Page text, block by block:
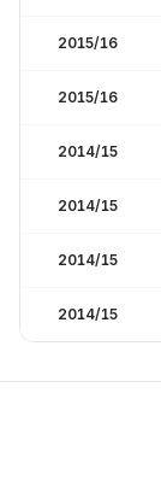
2015/16
2015/16
2014/15
2014/15
2014/15
2014/15